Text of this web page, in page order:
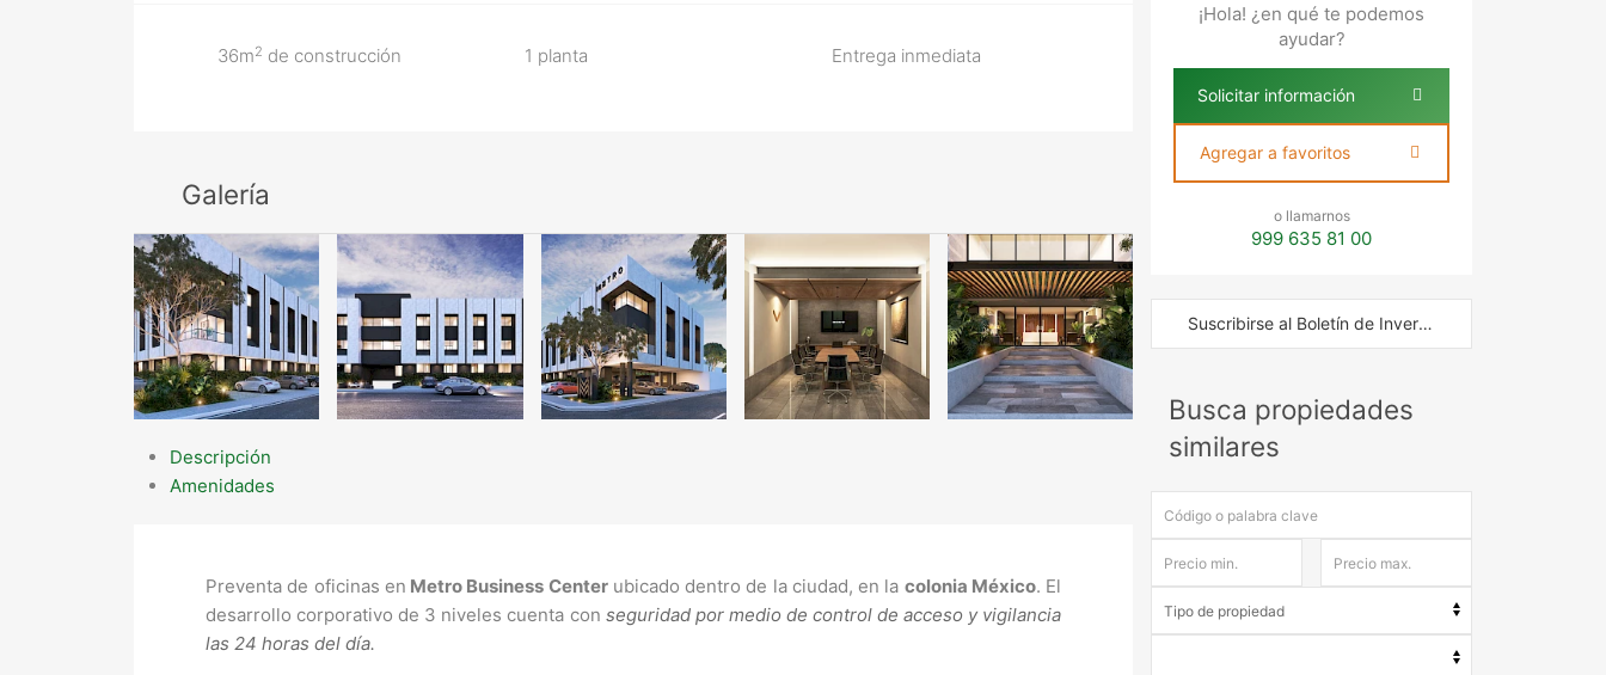
36m2 de construcción 1 planta Entrega inmediata
Galería
Descripción
Amenidades
Preventa de oficinas en Metro Business Centerubicado dentro de la ciudad, en la colonia México. El
desarrollo corporativo de 3 niveles cuenta con seguridad por medio de control de acceso y vigilancia
las 24 horas del día.
¡Hola! ¿en qué te podemos
ayudar?
Solicitar información
Agregar a favoritos
o llamarnos
999 635 81 00
Suscribirse al Boletín de Inversión
Busca propiedades
similares